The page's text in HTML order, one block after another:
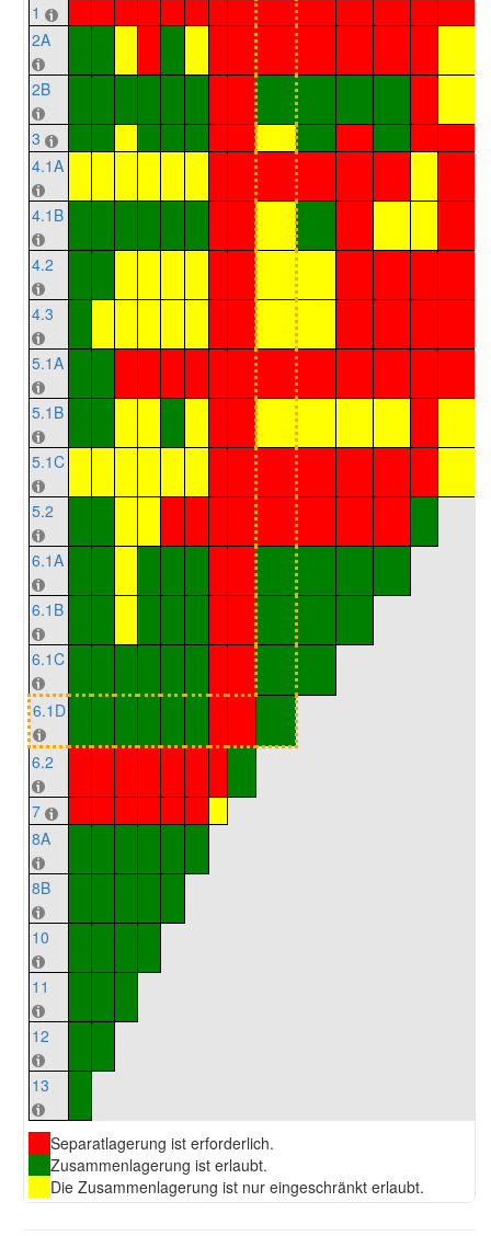
1
2A
2B
3
4.1A
4.1B
4.2
4.3
5.1A
5.1B
5.1C
5.2
6.1A
6.1B
6.1C
6.1D
6.2
7
8A
8B
10
11
12
13
Separatlagerung ist erforderlich.
Zusammenlagerung ist erlaubt.
Die Zusammenlagerung ist nur eingeschränkt erlaubt.